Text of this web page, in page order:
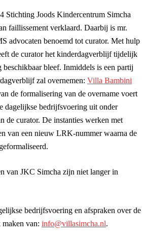
Stichting Joods Kindercentrum Simcha
faillissement verklaard. Daarbij is mr.
advocaten benoemd tot curator. Met hulp
de curator het kinderdagverblijf tijdelijk
beschikbaar bleef. Inmiddels is een partij
zal overnemen: Villa Bambini
de formalisering van de overname voert
dagelijkse bedrijfsvoering uit onder
de curator. De instanties werken met
van een nieuw LRK-nummer waarna de
van JKC Simcha zijn niet langer in
bedrijfsvoering en afspraken over de
van: info@villasimcha.nl.